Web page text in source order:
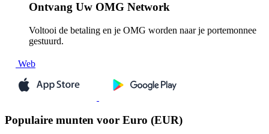
Ontvang Uw OMG Network
Voltooi de betaling en je OMG worden naar je portemonnee
gestuurd.
Web
Populaire munten voor Euro (EUR)